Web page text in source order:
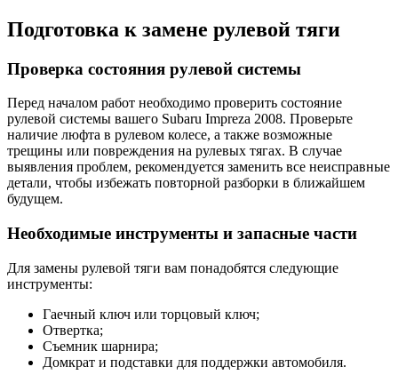
Подготовка к замене рулевой тяги
Проверка состояния рулевой системы
Перед началом работ необходимо проверить состояние
рулевой системы вашего Subaru Impreza 2008. Проверьте
наличие люфта в рулевом колесе, а также возможные
трещины или повреждения на рулевых тягах. В случае
выявления проблем, рекомендуется заменить все неисправные
детали, чтобы избежать повторной разборки в ближайшем
будущем.
Необходимые инструменты и запасные части
Для замены рулевой тяги вам понадобятся следующие
инструменты:
Гаечный ключ или торцовый ключ;
Отвертка;
Съемник шарнира;
Домкрат и подставки для поддержки автомобиля.